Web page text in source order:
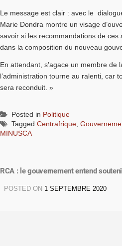
Le message est clair : avec le
Marie Dondra montre un visage
savoir si les recommandations de
dans la composition du nouveau
En attendant, s’agace un membre de
l’administration tourne au ralenti, car
sera reconduit. »
Posted in Politique
Tagged Centrafrique
MINUSCA
RCA : le gouvernement entend
POSTED ON 1 SEPTEMBRE 2020